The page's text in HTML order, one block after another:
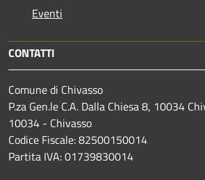
Eventi
CONTATTI
Comune di Chivasso
P.za Gen.le C.A. Dalla Chiesa 8, 10034
10034 - Chivasso
Codice Fiscale: 82500150014
Partita IVA: 01739830014